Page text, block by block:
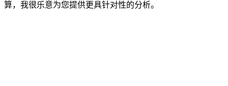
算，我很乐意为您提供更具针对性的分析。